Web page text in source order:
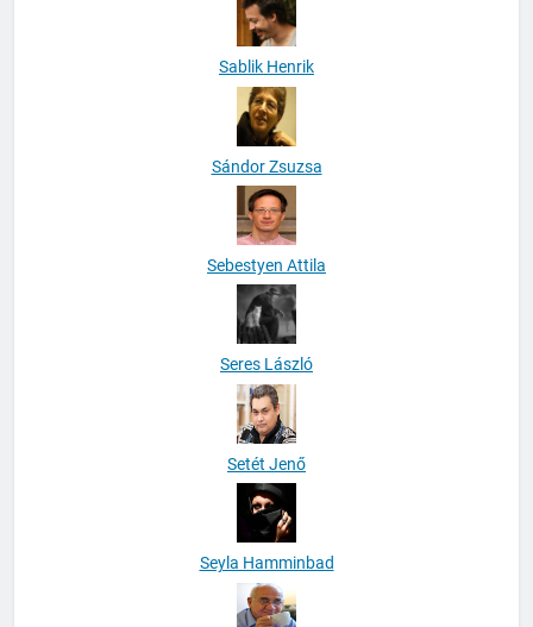
Sablik Henrik
Sándor Zsuzsa
Sebestyen Attila
Seres László
Setét Jenő
Seyla Hamminbad